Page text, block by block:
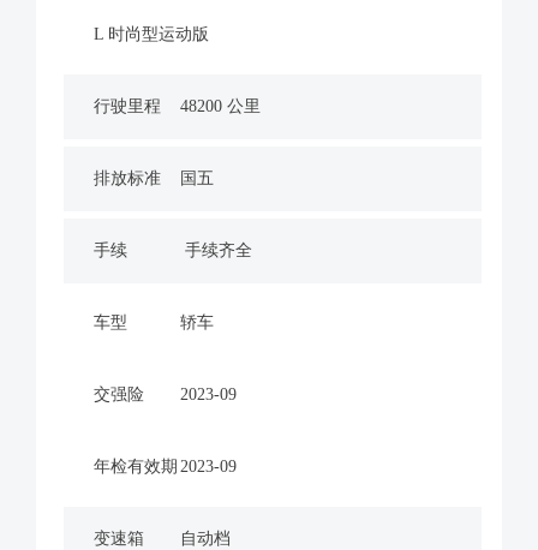
L 时尚型运动版
行驶里程 48200 公里
排放标准 国五
手续 手续齐全
车型 轿车
交强险 2023-09
年检有效期 2023-09
变速箱 自动档